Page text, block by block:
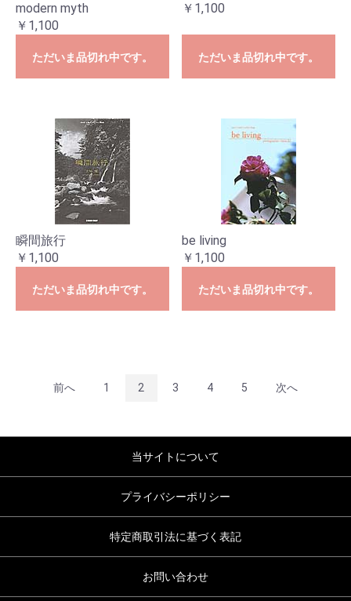
modern myth
￥1,100
ただいま品切れ中です。
￥1,100
ただいま品切れ中です。
瞬間旅行
￥1,100
ただいま品切れ中です。
be living
￥1,100
ただいま品切れ中です。
前へ 1 2 3 4 5 次へ
当サイトについて
プライバシーポリシー
特定商取引法に基づく表記
お問い合わせ